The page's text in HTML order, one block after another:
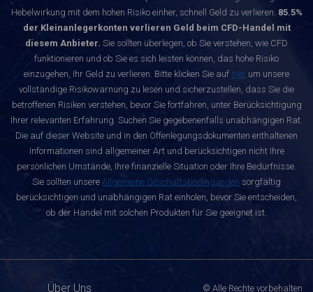
Hebelwirkung mit dem hohen Risiko einher, schnell Geld zu verlieren. 85.5%
der Kleinanlegerkonten verlieren Geld beim CFD-Handel mit
diesem Anbieter. Sie sollten überlegen, ob Sie verstehen, wie CFD
funktionieren und ob Sie es sich leisten können, das hohe Risiko
einzugehen, Ihr Geld zu verlieren. Bitte klicken Sie auf hier um unsere
vollständige Risikowarnung zu lesen und sicherzustellen, dass Sie die
betroffenen Risiken verstehen, bevor Sie fortfahren, unter Berücksichtigung
Ihrer relevanten Erfahrung. Suchen Sie gegebenenfalls unabhängigen Rat.
Die auf dieser Website und in den Offenlegungsdokumenten enthaltenen
Informationen sind allgemeiner Art und berücksichtigen nicht Ihre
persönlichen Umstände, Ihre finanzielle Situation oder Ihre Bedürfnisse.
Sie sollten unsere Allgemeine Geschäftsbedingungen sorgfältig
berücksichtigen und unabhängigen Rat einholen, bevor Sie entscheiden,
ob der Handel mit solchen Produkten für Sie geeignet ist.
Über Uns © Alle Rechte vorbehalten